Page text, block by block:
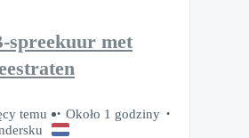
spreekuur met
temu
Około 1 godziny